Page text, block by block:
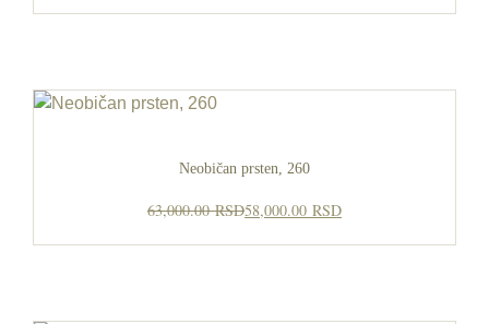
Neobičan prsten, 260
63,000.00RSDOriginalna cena je bila: 63,000.00
58,000.00 RSD
Trenutna cena je: 58,000.00 RSD.